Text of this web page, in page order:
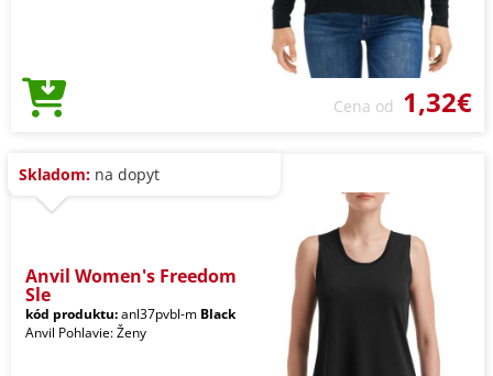
Cena od 1,32€
Skladom: na dopyt
Anvil Women's Freedom
Sle
kód produktu:anl37pvbl-m Black
Anvil Pohlavie: Ženy